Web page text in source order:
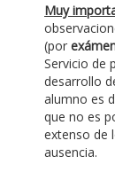
Muy
(por
Servicio de
desarrollo
alumno es
que no es
extenso de
ausencia.